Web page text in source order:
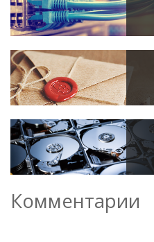
Комментарии